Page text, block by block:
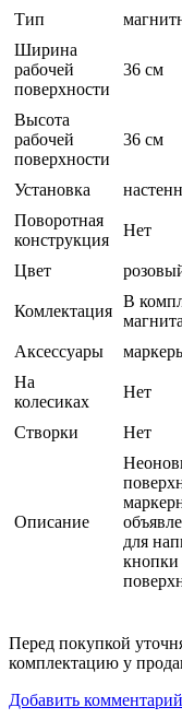
Тип
Ширина
рабочей
поверхности
36 см
Высота
рабочей
поверхности
36 см
Установка
Поворотная
конструкция
Нет
Цвет
Комлектация
В
Аксессуары
На
колесиках
Нет
Створки Нет
Описание
для
кнопки
Перед покупкой
комплектацию у
Добавить комментарий